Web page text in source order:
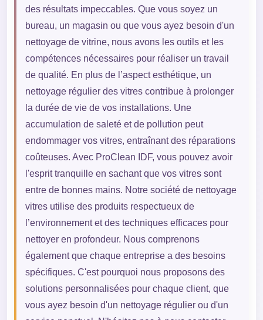
des résultats impeccables. Que vous soyez un
bureau, un magasin ou que vous ayez besoin d'un
nettoyage de vitrine, nous avons les outils et les
compétences nécessaires pour réaliser un travail
de qualité. En plus de l’aspect esthétique, un
nettoyage régulier des vitres contribue à prolonger
la durée de vie de vos installations. Une
accumulation de saleté et de pollution peut
endommager vos vitres, entraînant des réparations
coûteuses. Avec ProClean IDF, vous pouvez avoir
l'esprit tranquille en sachant que vos vitres sont
entre de bonnes mains. Notre société de nettoyage
vitres utilise des produits respectueux de
l’environnement et des techniques efficaces pour
nettoyer en profondeur. Nous comprenons
également que chaque entreprise a des besoins
spécifiques. C'est pourquoi nous proposons des
solutions personnalisées pour chaque client, que
vous ayez besoin d'un nettoyage régulier ou d'un